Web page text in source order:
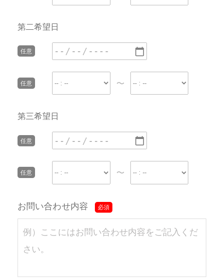
第二希望日
〜
第三希望日
〜
お問い合わせ内容